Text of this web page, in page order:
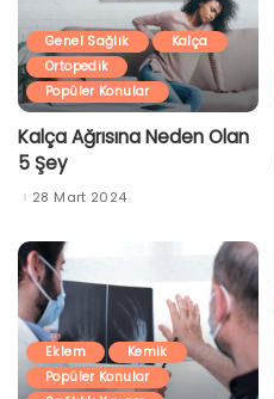
Genel Sağlık
Kalça
Ortopedik
Popüler Konular
Kalça Ağrısına Neden Olan
5 Şey
28 Mart 2024
Eklem
Kemik
Popüler Konular